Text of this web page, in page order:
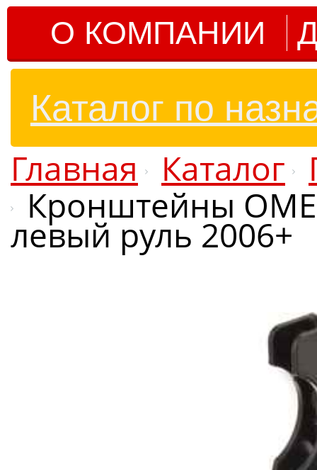
О КОМПАНИИ
Каталог по
Главная Каталог
Кронштейны OME
левый руль 2006+